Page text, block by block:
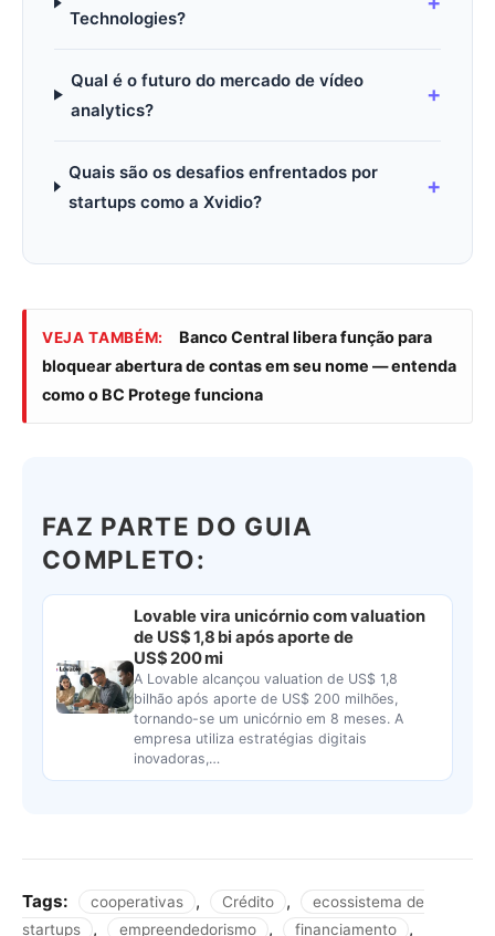
Technologies?
Qual é o futuro do mercado de vídeo
analytics?
Quais são os desafios enfrentados por
startups como a Xvidio?
VEJA TAMBÉM:
Banco Central libera função para
bloquear abertura de contas em seu nome — entenda
como o BC Protege funciona
FAZ PARTE DO GUIA
COMPLETO:
Lovable vira unicórnio com valuation
de US$ 1,8 bi após aporte de
US$ 200 mi
A Lovable alcançou valuation de US$ 1,8
bilhão após aporte de US$ 200 milhões,
tornando-se um unicórnio em 8 meses. A
empresa utiliza estratégias digitais
inovadoras,…
Tags: cooperativas , Crédito ,
ecossistema de
startups
, empreendedorismo , financiamento ,